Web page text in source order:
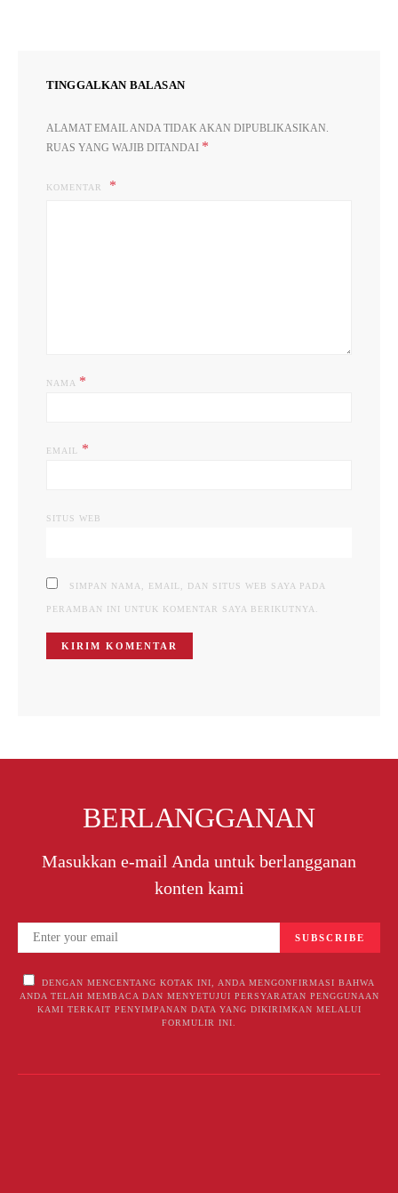
TINGGALKAN BALASAN
ALAMAT EMAIL ANDA TIDAK AKAN DIPUBLIKASIKAN.
RUAS YANG WAJIB DITANDAI *
KOMENTAR
NAMA *
EMAIL *
SITUS WEB
SIMPAN NAMA, EMAIL, DAN SITUS WEB SAYA PADA
PERAMBAN INI UNTUK KOMENTAR SAYA BERIKUTNYA.
BERLANGGANAN
Masukkan e-mail Anda untuk berlangganan
konten kami
SUBSCRIBE
DENGAN MENCENTANG KOTAK INI, ANDA MENGONFIRMASI BAHWA
ANDA TELAH MEMBACA DAN MENYETUJUI PERSYARATAN PENGGUNAAN
KAMI TERKAIT PENYIMPANAN DATA YANG DIKIRIMKAN MELALUI
FORMULIR INI.